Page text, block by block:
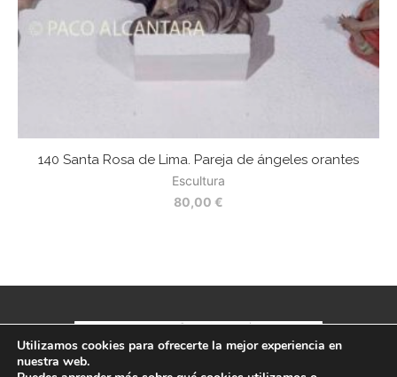
140 Santa Rosa de Lima. Pareja de ángeles orantes
Escultura
80,00 €
Utilizamos cookies para ofrecerte la mejor experiencia en
nuestra web.